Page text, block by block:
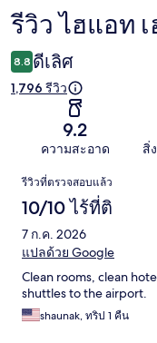
รีวิว
รีวิว ไฮแอท
8.8 ดีเลิศ
1,796 รีวิว
9.2
ความสะอาด สิ่
รีวิว
รีวิวที่ตรวจสอบแล้ว
10/10 ไร้ที่ติ
7 ก.ค. 2026
แปลด้วย Google
Clean rooms, clean
shuttles to the airport.
shaunak, ทริป 1 คืน